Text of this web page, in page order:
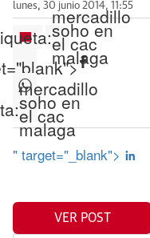
lunes, 30 junio 2014, 11:55
mercadillo
soho en
el cac
malaga
mercadillo
soho en
el cac
malaga
" target="_blank">
VER POST